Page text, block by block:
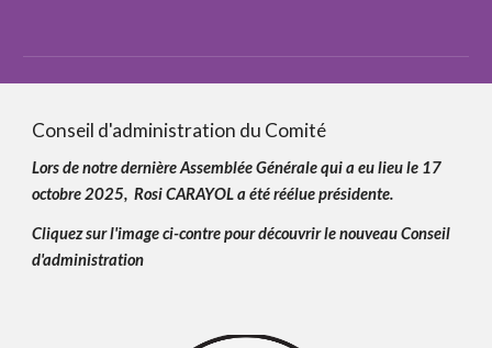
Conseil d'administration du Comité
Lors de notre dernière Assemblée Généralequi aeu lieu le 17
octobre 2025, Rosi CARAYOLa étéréélue présidente.
Cliquez sur l'image ci-contre pour découvrir le nouveau Conseil
d'administration